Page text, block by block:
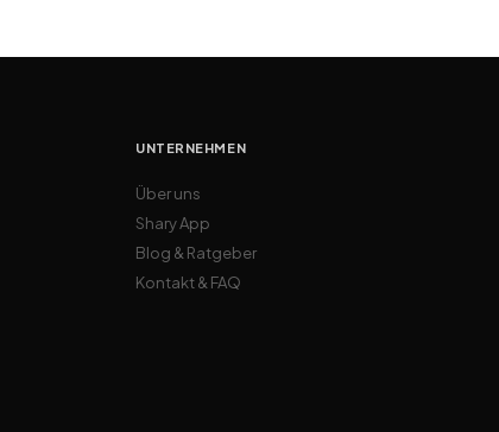
UNTERNEHMEN
Über uns
Shary App
Blog & Ratgeber
Kontakt & FAQ